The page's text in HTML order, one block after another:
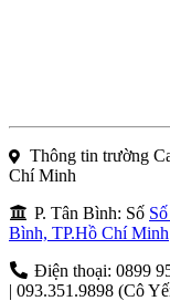
Thông tin trường
Chí Minh
P. Tân Bình: Số
Bình, TP.Hồ Chí Minh
Điện thoại: 0899
| 093.351.9898 (Cô